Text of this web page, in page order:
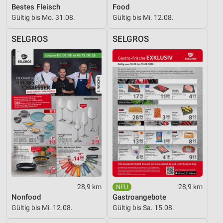
Bestes Fleisch
Gültig bis Mo. 31.08.
Food
Gültig bis Mi. 12.08.
SELGROS
28,9 km
Nonfood
Gültig bis Mi. 12.08.
SELGROS
28,9 km
Gastroangebote
Gültig bis Sa. 15.08.
Erstellung von Profilen zur Personalisierung
von Inhalten
Verwendung von Profilen zur Auswahl
personalisierter Inhalte
Messung der Werbeleistung
Messung der Performance von Inhalten
Analyse von Zielgruppen durch Statistiken oder
Kombinationen von Daten aus verschiedenen
Quellen
Entwicklung und Verbesserung der Angebote
Verwendung reduzierter Daten zur Auswahl von
Inhalten
Verwendung genauer Standortdaten